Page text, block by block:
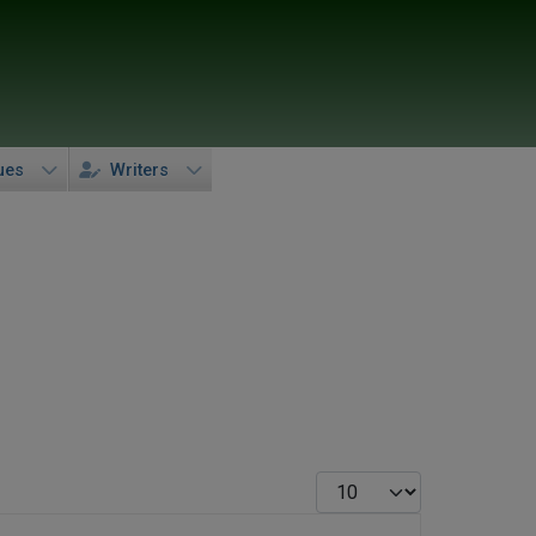
Writers
Display #